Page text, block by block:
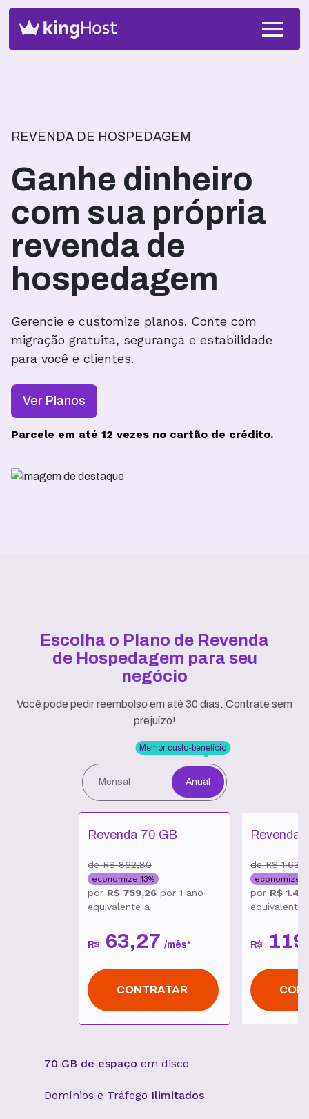
REVENDA DE HOSPEDAGEM
Ganhe dinheiro
com sua própria
revenda de
hospedagem
Gerencie e customize planos. Conte com
migração gratuita, segurança e estabilidade
para você e clientes.
Ver Planos
Parcele em até 12 vezes no cartão de crédito.
Escolha o Plano de Revenda
de Hospedagem para seu
negócio
Você pode pedir reembolso em até 30 dias. Contrate sem
prejuízo!
Mensal Anual
Melhor custo-benefício
Revenda 70 GB
deR$ 862,80
economize 13%
por R$ 759,26 por 1 ano
equivalente a
R$ 63,27 /mês*
CONTRATAR
Revenda
deR$
economize
por R$
equivalente
R$ 119
70 GB de espaço em disco
Domínios e Tráfego Ilimitados